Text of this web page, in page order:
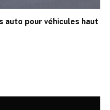
auto pour véhicules haut